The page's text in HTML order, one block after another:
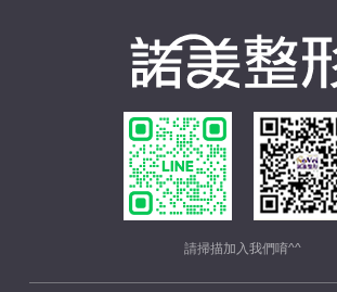
請掃描加入我們唷^^